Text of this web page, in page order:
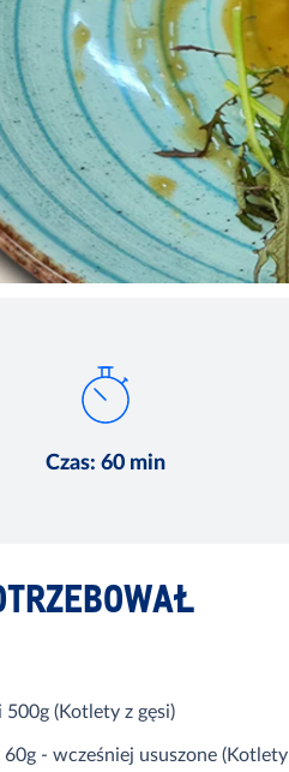
Czas:60 min
500g (Kotlety z gęsi)
60g - wcześniej ususzone (Kotlety